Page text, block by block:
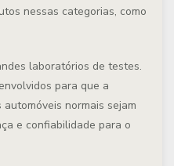
nessas categorias, como
laboratórios de testes.
para que a
normais sejam
e confiabilidade para o